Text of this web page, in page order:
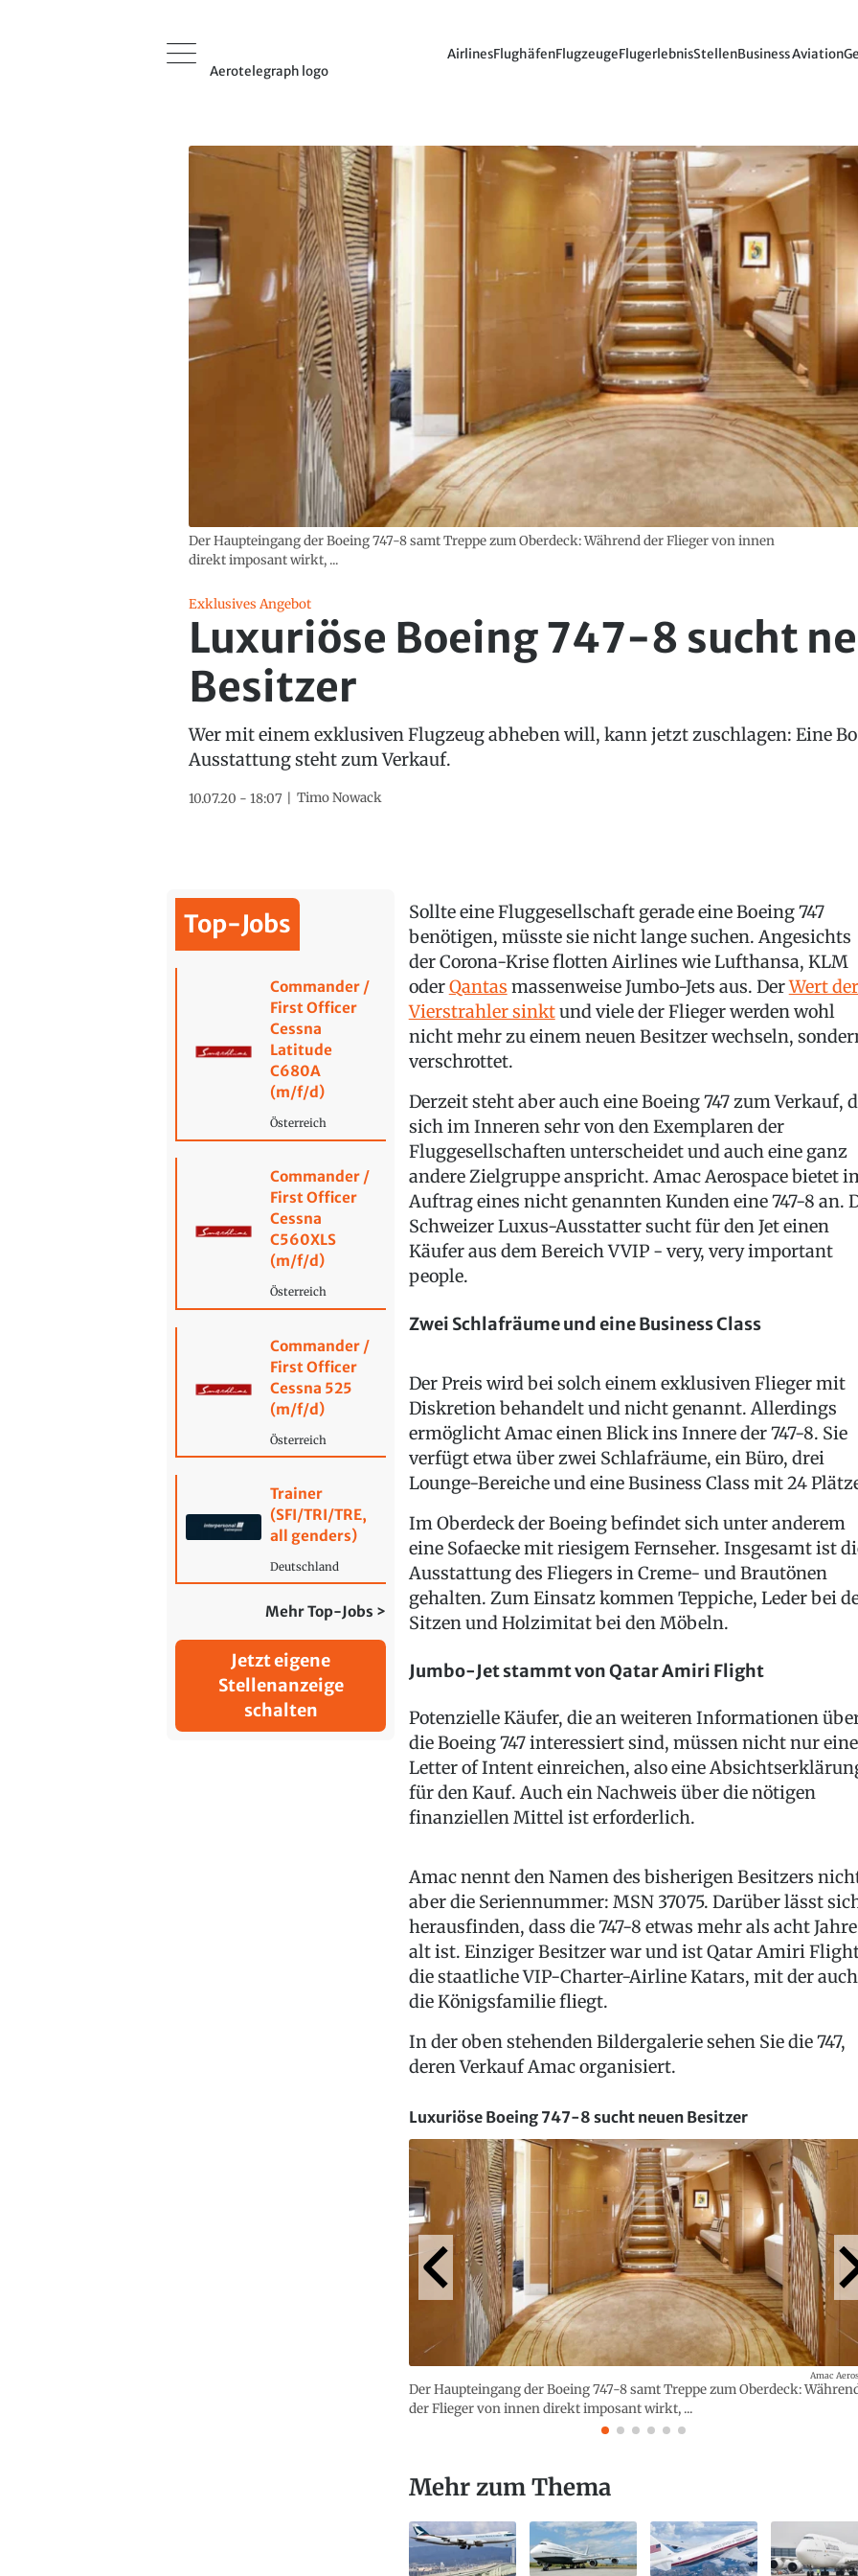
Aerotelegraph logo
AirlinesFlughäfenFlugzeugeFlugerlebnisStellenBusiness Aviation
Der Haupteingang der Boeing 747-8 samt Treppe zum Oberdeck: Während der Flieger von innen
direkt imposant wirkt, ...
Exklusives Angebot
Luxuriöse Boeing 747-8 sucht
Besitzer
Wer mit einem exklusiven Flugzeug abheben will, kann jetzt zuschlagen: Eine
Ausstattung steht zum Verkauf.
10.07.20 - 18:07 Timo Nowack
Top-Jobs
Commander /
First Officer
Cessna
Latitude
C680A
(m/f/d)
Österreich
Commander /
First Officer
Cessna
C560XLS
(m/f/d)
Österreich
Commander /
First Officer
Cessna 525
(m/f/d)
Österreich
Trainer
(SFI/TRI/TRE,
all genders)
Deutschland
Mehr Top-Jobs >
Jetzt eigene
Stellenanzeige
schalten
Sollte eine Fluggesellschaft gerade eine Boeing 747
benötigen, müsste sie nicht lange suchen. Angesichts
der Corona-Krise flotten Airlines wie Lufthansa, KLM
oderQantas massenweise Jumbo-Jets aus. DerWert der
Vierstrahler sinktund viele der Flieger werden wohl
nicht mehr zu einem neuen Besitzer wechseln,
verschrottet.
Derzeit steht aber auch eine Boeing 747 zum Verkauf,
sich im Inneren sehr von den Exemplaren der
Fluggesellschaften unterscheidet und auch eine ganz
andere Zielgruppe anspricht. Amac Aerospace bietet
Auftrag eines nicht genannten Kunden eine 747-8 an.
Schweizer Luxus-Ausstatter sucht für den Jet einen
Käufer aus dem Bereich VVIP - very, very important
people.
Zwei Schlafräume und eine Business Class
Der Preis wird bei solch einem exklusiven Flieger mit
Diskretion behandelt und nicht genannt. Allerdings
ermöglicht Amac einen Blick ins Innere der 747-8. Sie
verfügt etwa über zwei Schlafräume, ein Büro, drei
Lounge-Bereiche und eine Business Class mit 24
Im Oberdeck der Boeing befindet sich unter anderem
eine Sofaecke mit riesigem Fernseher. Insgesamt ist
Ausstattung des Fliegers in Creme- und Brautönen
gehalten. Zum Einsatz kommen Teppiche, Leder bei
Sitzen und Holzimitat bei den Möbeln.
Jumbo-Jet stammt von Qatar Amiri Flight
Potenzielle Käufer, die an weiteren Informationen
die Boeing 747 interessiert sind, müssen nicht nur
Letter of Intent einreichen, also eine
für den Kauf. Auch ein Nachweis über die nötigen
finanziellen Mittel ist erforderlich.
Amac nennt den Namen des bisherigen Besitzers
aber die Seriennummer: MSN 37075. Darüber lässt
herausfinden, dass die 747-8 etwas mehr als acht Jahre
alt ist. Einziger Besitzer war und ist Qatar Amiri
die staatliche VIP-Charter-Airline Katars, mit der auch
die Königsfamilie fliegt.
In der oben stehenden Bildergalerie sehen Sie die 747,
deren Verkauf Amac organisiert.
Luxuriöse Boeing 747-8 sucht neuen Besitzer
Der Haupteingang der Boeing 747-8 samt Treppe zum Oberdeck:
der Flieger von innen direkt imposant wirkt, ...
Amac
Mehr zum Thema